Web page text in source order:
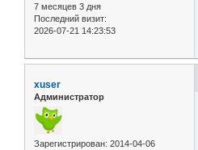
7 месяцев 3 дня
Последний визит:
2026-07-21 14:23:53
xuser
Администратор
Зарегистрирован: 2014-04-06